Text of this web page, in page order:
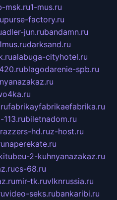
msk.ru1-mus.ru
purse-factory.ru
adler-jun.rubandamn.ru
darksand.ru
alabuga-cityhotel.ru
blagodarenie-spb.ru
fabrikayfabrikaefabrika.ru
biletnadom.ru
hd.ruz-host.ru
naperekate.ru
2-kuhnyanazakaz.ru
cs-68.ru
mir-tk.ruvlknrussia.ru
video-seks.rubankaribi.ru